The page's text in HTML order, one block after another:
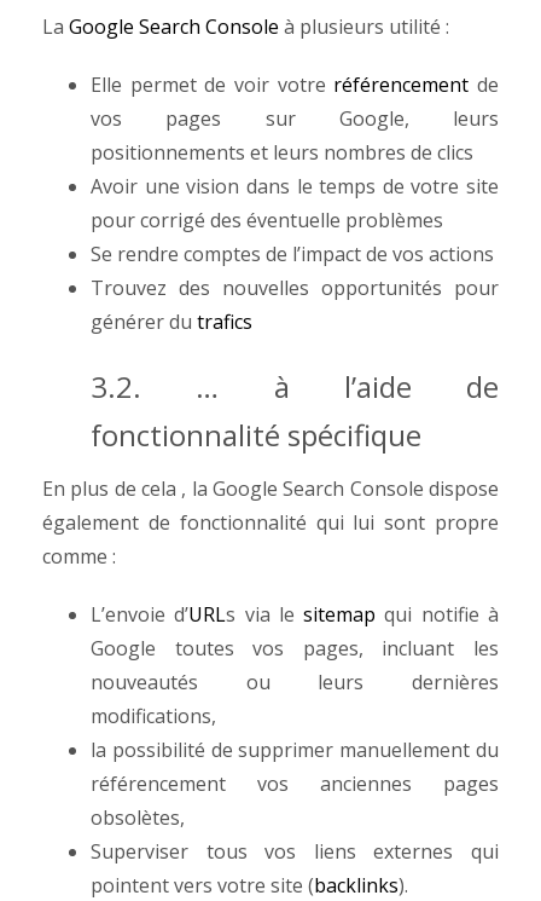
La Google Search Console à plusieurs utilité :
Elle permet de voir votre référencement de
vos pages sur Google, leurs
positionnements et leurs nombres de clics
Avoir une vision dans le temps de votre site
pour corrigé des éventuelle problèmes
Se rendre comptes de l’impact de vos actions
Trouvez des nouvelles opportunités pour
générer du trafics
3.2. … à l’aide de
fonctionnalité spécifique
En plus de cela , la Google Search Console dispose
également de fonctionnalité qui lui sont propre
comme :
L’envoie d’URLs via lesitemap qui notifie à
Google toutes vos pages, incluant les
nouveautés ou leurs dernières
modifications,
la possibilité de supprimer manuellement du
référencement vos anciennes pages
obsolètes,
Superviser tous vos liens externes qui
pointent vers votre site (backlinks).